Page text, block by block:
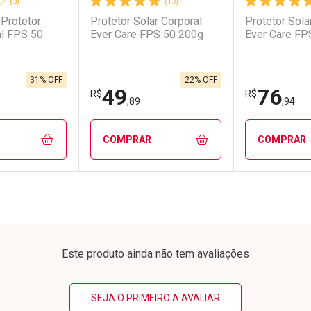
cada
cada
Ativar Desconto
Por R$ 90,90/cada
Por R$ 90,90/cada
Ativar
Por R$
Por R$
FPS 50
31% OFF
Protetor Solar Corporal
Ever Care FPS 50 200g
R$49,89
22% OFF
COMPRAR
Protetor
Ever Care
R$76,94
COMPRAR
Este produto ainda não tem avaliações
SEJA O PRIMEIRO A AVALIAR